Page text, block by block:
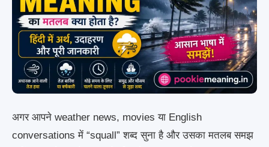
अगर आपने weather news, movies या English
conversations में “squall” शब्द सुना है और उसका मतलब समझ